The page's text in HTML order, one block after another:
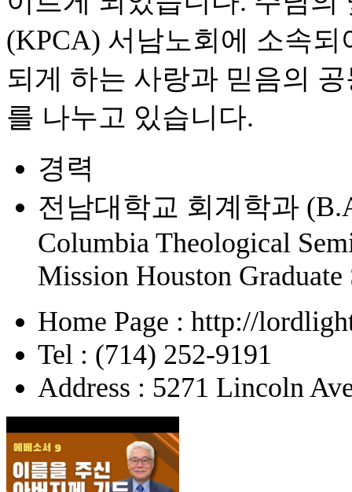
(KPCA) 서남노회에 소속
되게 하는 사랑과 믿음의
를 나누고 있습니다.
경력
전남대학교 회계학과
Columbia Theological
Mission Houston
Home Page : http://
Tel : (714) 252-9191
Address : 5271 Lincoln